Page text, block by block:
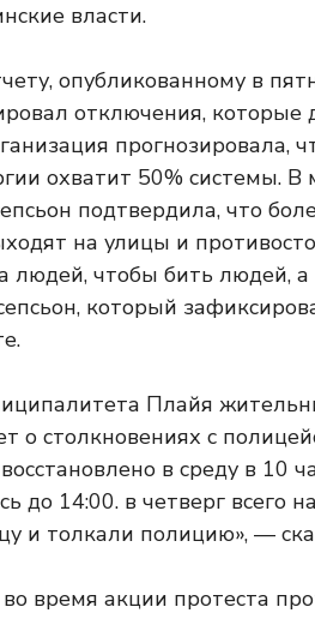
власти.
опубликованному в
отключения, которые
прогнозировала,
охватит 50% системы. В
подтвердила, что
на улицы и
людей, чтобы бить людей,
который
Плайя
о столкновениях с
в среду в 10
до 14:00. в четверг всего
и толкали полицию», —